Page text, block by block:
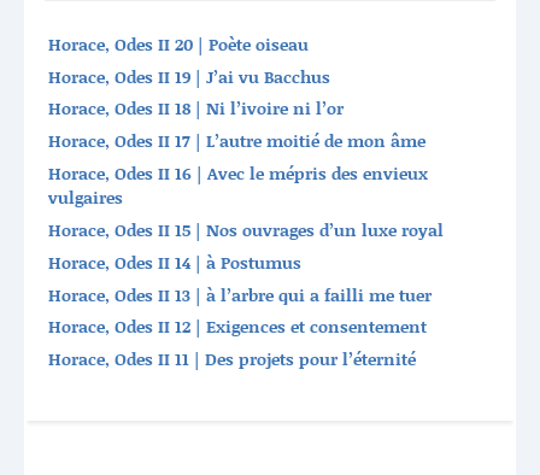
Horace, Odes II 20 | Poète oiseau
Horace, Odes II 19 | J’ai vu Bacchus
Horace, Odes II 18 | Ni l’ivoire ni l’or
Horace, Odes II 17 | L’autre moitié de mon âme
Horace, Odes II 16 | Avec le mépris des envieux
vulgaires
Horace, Odes II 15 | Nos ouvrages d’un luxe royal
Horace, Odes II 14 | à Postumus
Horace, Odes II 13 | à l’arbre qui a failli me tuer
Horace, Odes II 12 | Exigences et consentement
Horace, Odes II 11 | Des projets pour l’éternité